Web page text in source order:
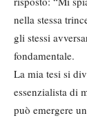
nella stessa
gli stessi
fondamentale.
La mia tesi si
essenzialista di
può emergere